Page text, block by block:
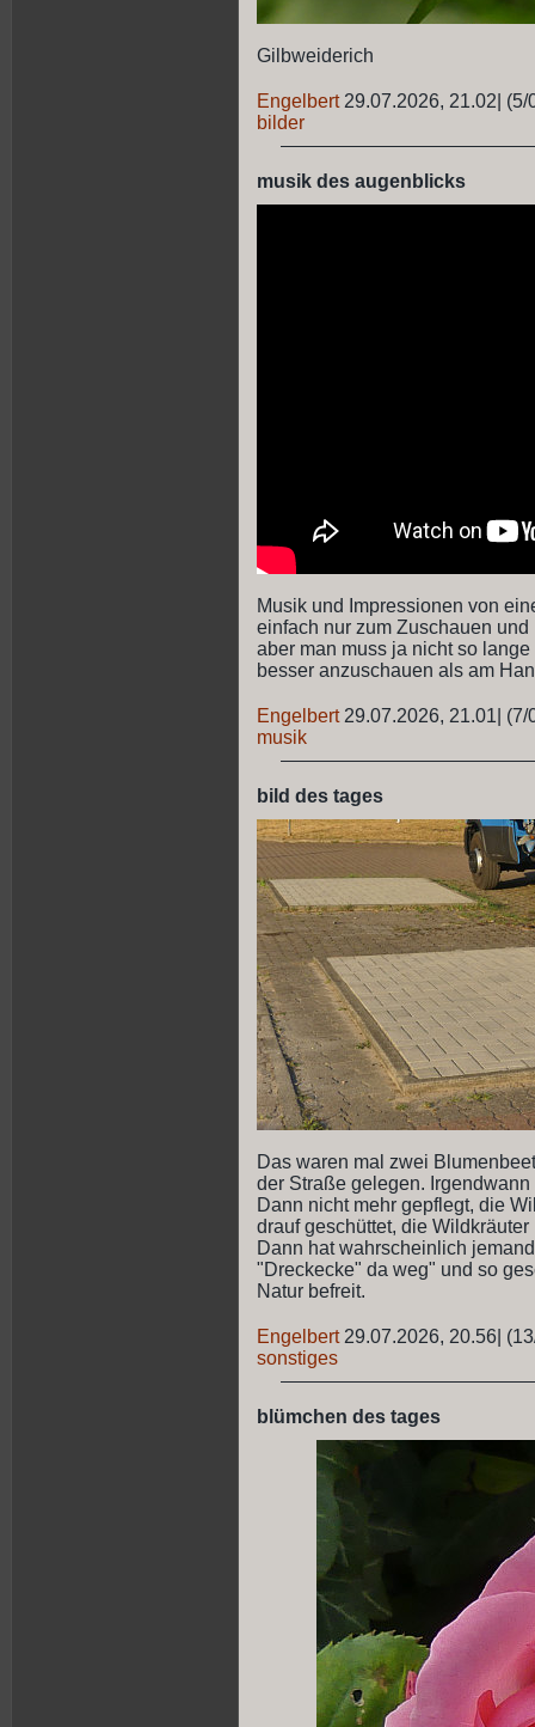
Gilbweiderich
Engelbert 29.07.2026, 21.02 (5/
bilder
musik des augenblicks
Musik und Impressionen von
einfach nur zum Zuschauen
aber man muss ja nicht so
besser anzuschauen als am
Engelbert 29.07.2026, 21.01 (7/
musik
bild des tages
Das waren mal zwei
der Straße gelegen.
Dann nicht mehr gepflegt, die
drauf geschüttet, die
Dann hat wahrscheinlich
"Dreckecke" da weg" und so
Natur befreit.
Engelbert 29.07.2026, 20.56
sonstiges
blümchen des tages